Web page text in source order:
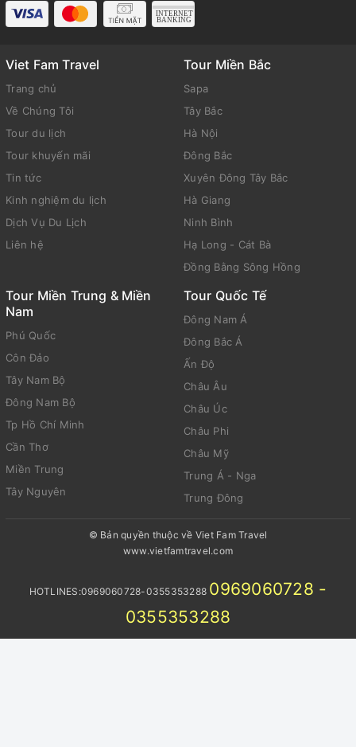
Viet Fam Travel
Trang chủ
Về Chúng Tôi
Tour du lịch
Tour khuyến mãi
Tin tức
Kinh nghiệm du lịch
Dịch Vụ Du Lịch
Liên hệ
Tour Miền Bắc
Sapa
Tây Bắc
Hà Nội
Đông Bắc
Xuyên Đông Tây Bắc
Hà Giang
Ninh Bình
Hạ Long - Cát Bà
Đồng Bằng Sông Hồng
Tour Miền Trung & Miền
Nam
Phú Quốc
Côn Đảo
Tây Nam Bộ
Đông Nam Bộ
Tp Hồ Chí Minh
Cần Thơ
Miền Trung
Tây Nguyên
Tour Quốc Tế
Đông Nam Á
Đông Bắc Á
Ấn Độ
Châu Âu
Châu Úc
Châu Phi
Châu Mỹ
Trung Á - Nga
Trung Đông
© Bản quyền thuộc về Viet Fam Travel
www.vietfamtravel.com
HOTLINES:0969060728-0355353288 0969060728 -
0355353288